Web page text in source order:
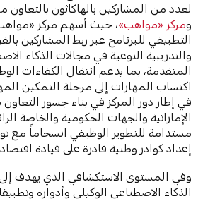
لعدد من المشاركين بالهاكاثون
ومركز «مواهب»، حيث أسهم مركز
التطبيقي للبرنامج عبر ربط المشاركين
والتدريبية النوعية في مجالات الذكاء
المتقدمة، بما يدعم انتقال الكفاءات
اكتساب المهارات إلى مرحلة التمكين
في إطار دور المركز في بناء جسور
الإماراتية والجهات الحكومية والخاصة
مستدامة للتطوير الوظيفي انسجاماً مع
إعداد كوادر وطنية قادرة على قيادة
وفي المستوى الاستكشافي الذي يهدف
الذكاء الاصطناعي الوكيلي وأدواره